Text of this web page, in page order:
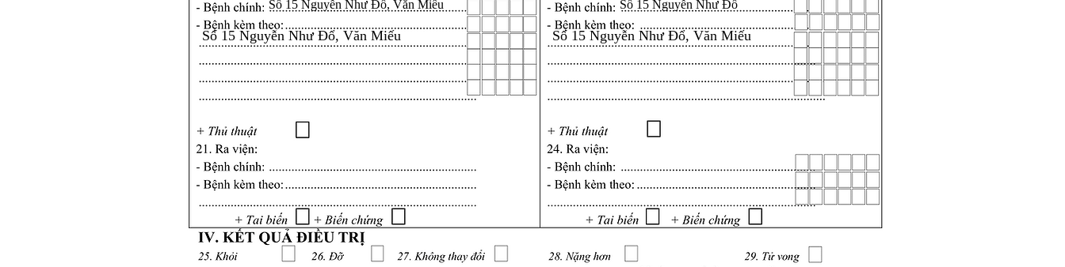
Số 15 Nguyễn Như Đổ, Văn Miếu
Số 15 Nguyễn Như Đổ, Văn Miếu
Số 15 Nguyễn Như Đổ
Số 15 Nguyễn Như Đổ, Văn Miếu